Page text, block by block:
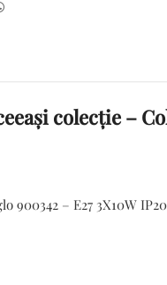
colecție –
900342 – E27 3X10W IP20